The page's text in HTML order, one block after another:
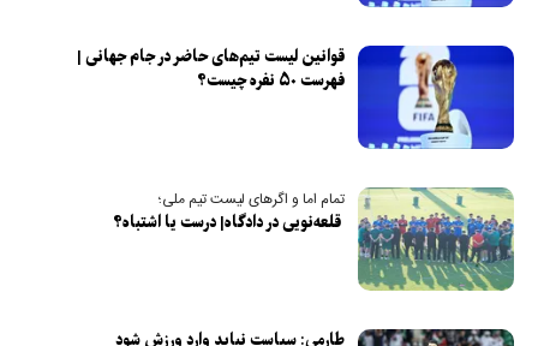
قوانین لیست تیم‌های حاضر در جام جهانی |
فهرست ۵۰ نفره چیست؟
تمام اما و اگرهای لیست تیم ملی؛
قلعه‌نویی در دادگاه| درست یا اشتباه؟
طارمی: سیاست نباید وارد ورزش شود